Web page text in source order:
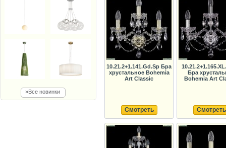
»Все новинки
10.21.2+1.141.Gd.Sp Бра
хрустальное Bohemia
Art Classic
Смотреть
Бра
Bohemia Art
Смотреть